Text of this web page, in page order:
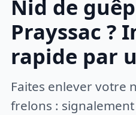
Nid de
Prayssac ?
rapide par
Faites enlever votre
frelons :